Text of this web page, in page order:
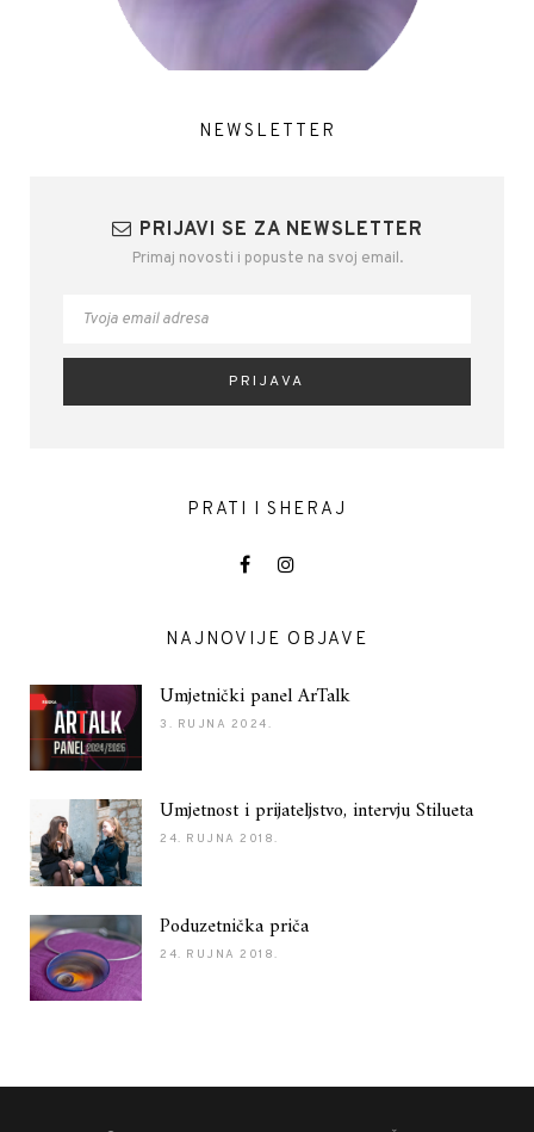
NEWSLETTER
PRIJAVI SE ZA NEWSLETTER
Primaj novosti i popuste na svoj email.
PRATI I SHERAJ
NAJNOVIJE OBJAVE
Umjetnički panel ArTalk
3. RUJNA 2024.
Umjetnost i prijateljstvo, intervju Stilueta
24. RUJNA 2018.
Poduzetnička priča
24. RUJNA 2018.